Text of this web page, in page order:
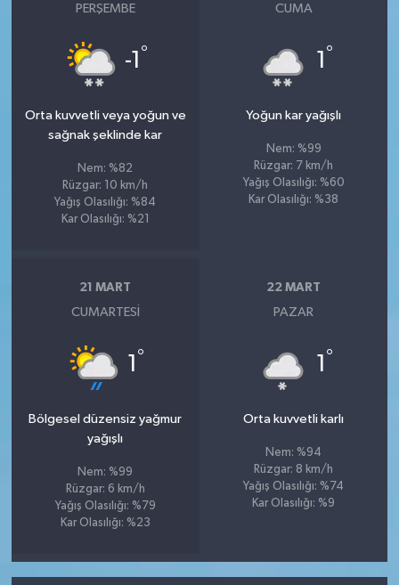
PERŞEMBE
-1 °
Orta kuvvetli veya yoğun ve
sağnak şeklinde kar
Nem: %82
Rüzgar: 10 km/h
Yağış Olasılığı: %84
Kar Olasılığı: %21
CUMA
1 °
Yoğun kar yağışlı
Nem: %99
Rüzgar: 7 km/h
Yağış Olasılığı: %60
Kar Olasılığı: %38
21 MART
CUMARTESI
1 °
Bölgesel düzensiz yağmur
yağışlı
Nem: %99
Rüzgar: 6 km/h
Yağış Olasılığı: %79
Kar Olasılığı: %23
22 MART
PAZAR
1 °
Orta kuvvetli karlı
Nem: %94
Rüzgar: 8 km/h
Yağış Olasılığı: %74
Kar Olasılığı: %9